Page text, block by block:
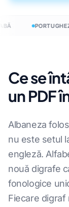
Ce se
un PDF
Albaneza
nu este setul
engleză.
nouă digrafe
fonologice
Fiecare